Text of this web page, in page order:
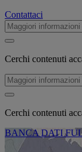
Contattaci
Cerchi contenuti
Cerchi contenuti
BANCA DATI